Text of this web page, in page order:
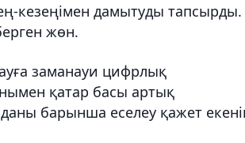
кезеңімен дамытуды тапсырды.
жөн.
заманауи цифрлық
қатар басы артық
барынша еселеу қажет